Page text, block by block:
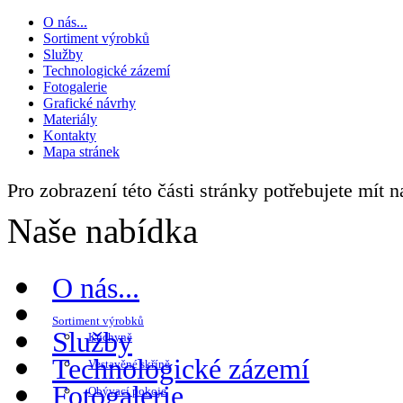
O nás...
Sortiment výrobků
Služby
Technologické zázemí
Fotogalerie
Grafické návrhy
Materiály
Kontakty
Mapa stránek
Pro zobrazení této části stránky potřebujete mít
Naše nabídka
O nás...
Sortiment výrobků
Kuchyně
Vestavěné skříně
Obývací pokoje
Služby
Technologické zázemí
Fotogalerie